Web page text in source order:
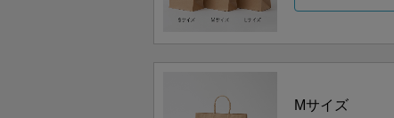
Mサイズ